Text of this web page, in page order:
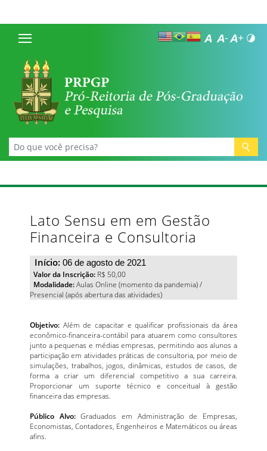
Lato Sensu em em Gestão
Financeira e Consultoria
Início: 06 de agosto de 2021
Valor da Inscrição: R$ 50,00
Modalidade:Aulas Online (momento da pandemia) /
Presencial (após abertura das atividades)
Objetivo: Além de capacitar e qualificar profissionais da área
econômico-financeira-contábil para atuarem como consultores
junto a pequenas e médias empresas, permitindo aos alunos a
participação em atividades práticas de consultoria, por meio de
simulações, trabalhos, jogos, dinâmicas, estudos de casos, de
forma a criar um diferencial competitivo a sua carreira.
Proporcionar um suporte técnico e conceitual à gestão
financeira das empresas.
Público Alvo:Graduados em Administração de Empresas,
Economistas, Contadores, Engenheiros e Matemáticos ou áreas
afins.